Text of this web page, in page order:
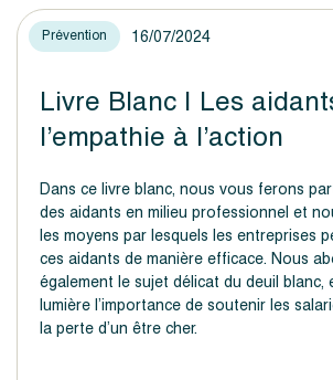
Prévention 16/07/2024
Livre Blanc | Les
l’empathie à l’action
Dans ce livre blanc, nous vous ferons
des aidants en milieu professionnel et
les moyens par lesquels les entreprises
ces aidants de manière efficace. Nous
également le sujet délicat du deuil blanc,
lumière l’importance de soutenir les
la perte d’un être cher.